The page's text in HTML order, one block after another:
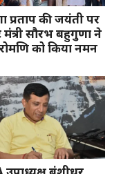
प्रताप की जयंती पर
सौरभ बहुगुणा ने
को किया नमन